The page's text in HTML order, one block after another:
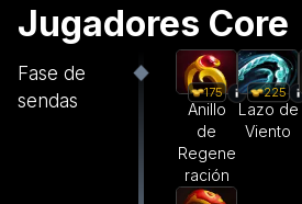
Jugadores Core
Fase de
sendas
175
Anillo
de
Regene
ración
225
Lazo de
Viento